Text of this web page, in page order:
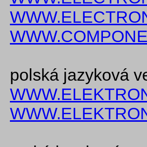
polská jazyková